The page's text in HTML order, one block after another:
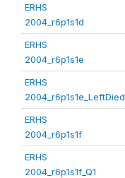
ERHS
2004_r6p1s1d
ERHS
2004_r6p1s1e
ERHS
2004_r6p1s1e_LeftDied
ERHS
2004_r6p1s1f
ERHS
2004_r6p1s1f_Q1